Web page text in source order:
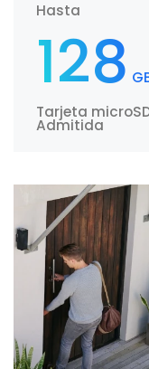
Hasta
128
Tarjeta
Admitida